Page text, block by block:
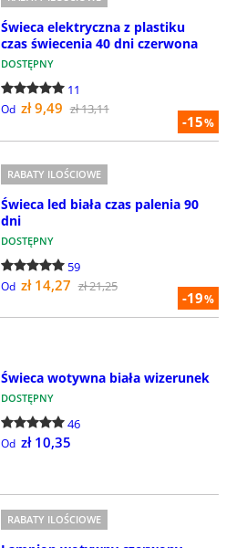
-15%
Świeca elektryczna z plastiku
czas świecenia 40 dni czerwona
DOSTĘPNY
11
Od zł 9,49 zł 13,11
-19%
RABATY ILOŚCIOWE
Świeca led biała czas palenia 90
dni
DOSTĘPNY
59
Od zł 14,27 zł 21,25
Świeca wotywna biała wizerunek
DOSTĘPNY
46
Od zł 10,35
RABATY ILOŚCIOWE